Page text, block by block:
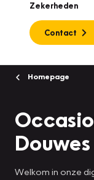
Zekerheden
Contact
Homepage
Douwes
Welkom in onze